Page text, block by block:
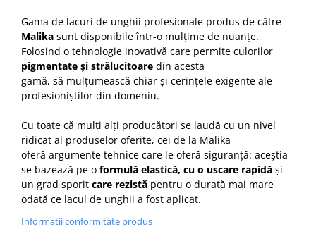
Gama de lacuri de unghii profesionale produs de către
Malika sunt disponibile într-o mulțime de nuanțe.
Folosind o tehnologie inovativă care permite culorilor
pigmentate și strălucitoare din acesta
gamă, să mulțumească chiar și cerințele exigente ale
profesioniștilor din domeniu.
Cu toate că mulți alți producători se laudă cu un nivel
ridicat al produselor oferite, cei de la Malika
oferă argumente tehnice care le oferă siguranță: aceștia
se bazează pe o formulă elastică, cu o uscare rapidă și
un grad sporit care rezistă pentru o durată mai mare
odată ce lacul de unghii a fost aplicat.
Informatii conformitate produs